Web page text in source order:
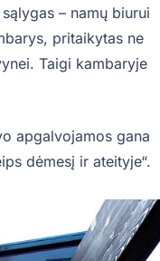
– namų biurui
pritaikytas ne
Taigi kambaryje
apgalvojamos gana
dėmesį ir ateityje“.